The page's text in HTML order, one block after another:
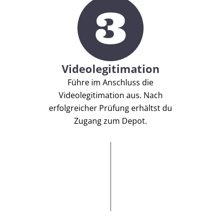
3
Videolegitimation
Führe im Anschluss die
Videolegitimation aus. Nach
erfolgreicher Prüfung erhältst du
Zugang zum Depot.